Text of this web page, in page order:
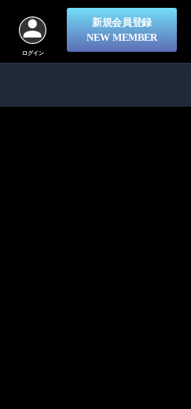
ログイン
新規会員登録
NEW MEMBER